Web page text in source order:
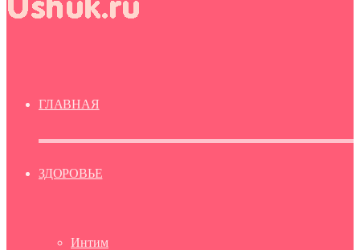
ГЛАВНАЯ
ЗДОРОВЬЕ
Интим